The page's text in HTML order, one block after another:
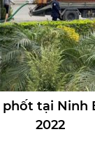
phốt tại Ninh
2022